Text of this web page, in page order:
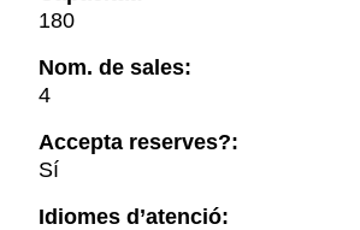
180
Nom. de sales:
4
Accepta reserves?:
Sí
Idiomes d’atenció: